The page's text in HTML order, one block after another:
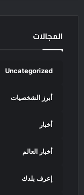
المجالات
Uncategorized
أبرز الشخصيات
أخبار
أخبار العالم
إعرف بلدك